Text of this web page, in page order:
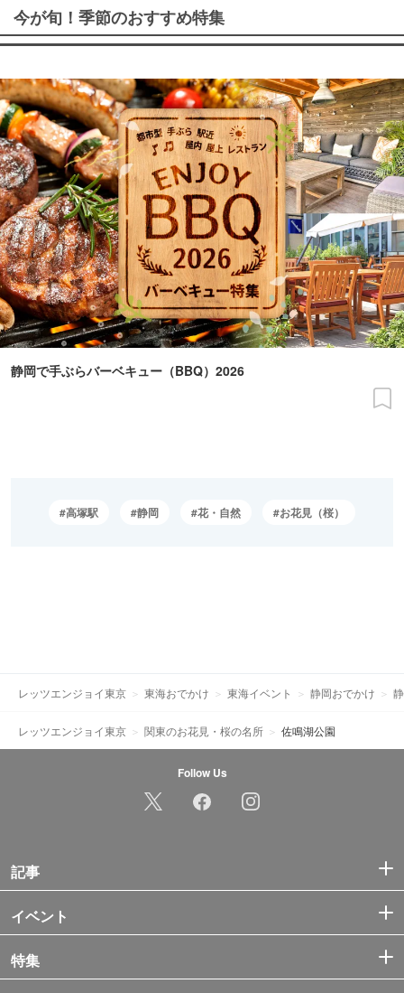
今が旬！季節のおすすめ特集
静岡で手ぶらバーベキュー（BBQ）2026
高塚駅 静岡 花・自然 お花見（桜）
レッツエンジョイ東京 東海おでかけ 東海イベント 静岡おでかけ
レッツエンジョイ東京 関東のお花見・桜の名所 佐鳴湖公園
Follow Us
記事
イベント
特集